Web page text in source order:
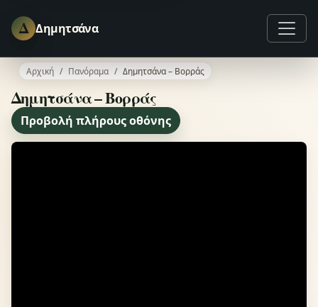
Δ Δημητσάνα
Αρχική Πανόραμα Δημητσάνα – Βορράς
Δημητσάνα – Βορράς
Προβολή πλήρους οθόνης